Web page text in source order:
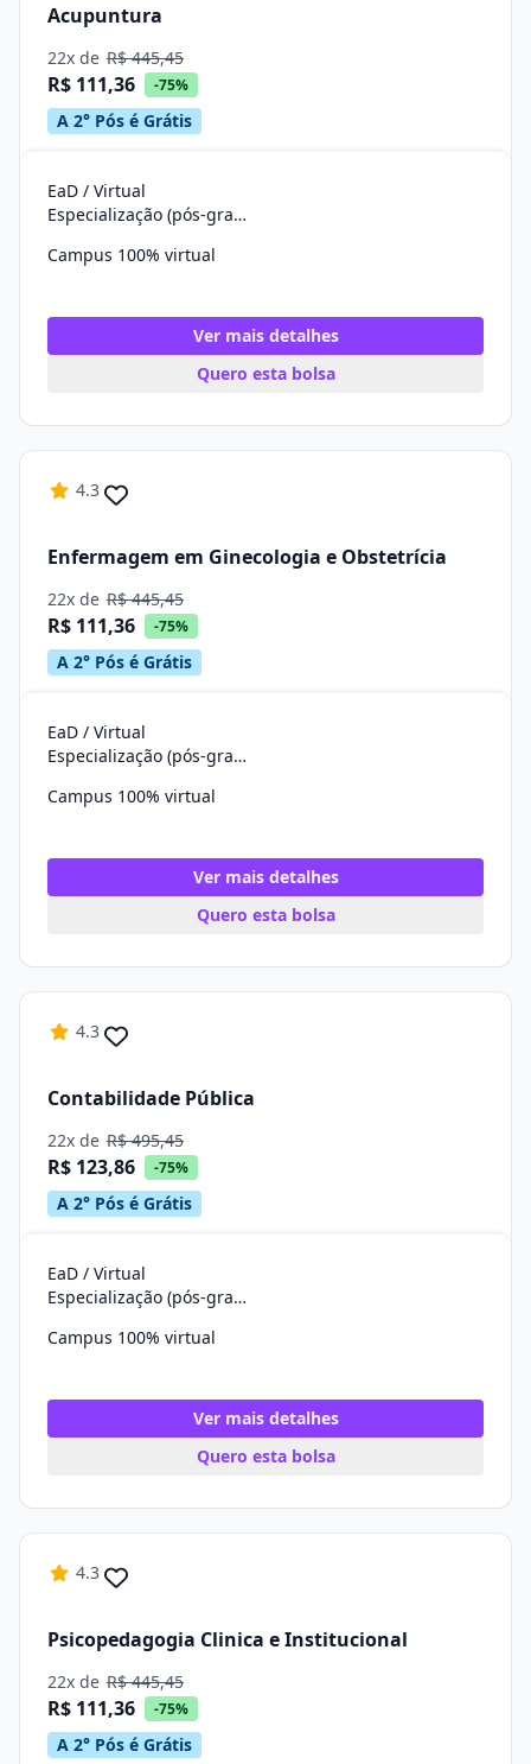
Acupuntura
22x de R$ 445,45
R$ 111,36 -75%
A 2° Pós é Grátis
EaD / Virtual
Especialização (pós-graduação)
Campus 100% virtual
Ver mais detalhes
Quero esta bolsa
4.3
Enfermagem em Ginecologia e Obstetrícia
22x de R$ 445,45
R$ 111,36 -75%
A 2° Pós é Grátis
EaD / Virtual
Especialização (pós-graduação)
Campus 100% virtual
Ver mais detalhes
Quero esta bolsa
4.3
Contabilidade Pública
22x de R$ 495,45
R$ 123,86 -75%
A 2° Pós é Grátis
EaD / Virtual
Especialização (pós-graduação)
Campus 100% virtual
Ver mais detalhes
Quero esta bolsa
4.3
Psicopedagogia Clinica e Institucional
22x de R$ 445,45
R$ 111,36 -75%
A 2° Pós é Grátis